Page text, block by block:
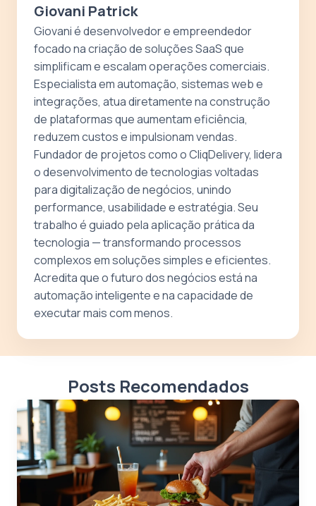
Giovani Patrick
Giovani é desenvolvedor e empreendedor
focado na criação de soluções SaaS que
simplificam e escalam operações comerciais.
Especialista em automação, sistemas web e
integrações, atua diretamente na construção
de plataformas que aumentam eficiência,
reduzem custos e impulsionam vendas.
Fundador de projetos como o CliqDelivery, lidera
o desenvolvimento de tecnologias voltadas
para digitalização de negócios, unindo
performance, usabilidade e estratégia. Seu
trabalho é guiado pela aplicação prática da
tecnologia — transformando processos
complexos em soluções simples e eficientes.
Acredita que o futuro dos negócios está na
automação inteligente e na capacidade de
executar mais com menos.
Posts Recomendados